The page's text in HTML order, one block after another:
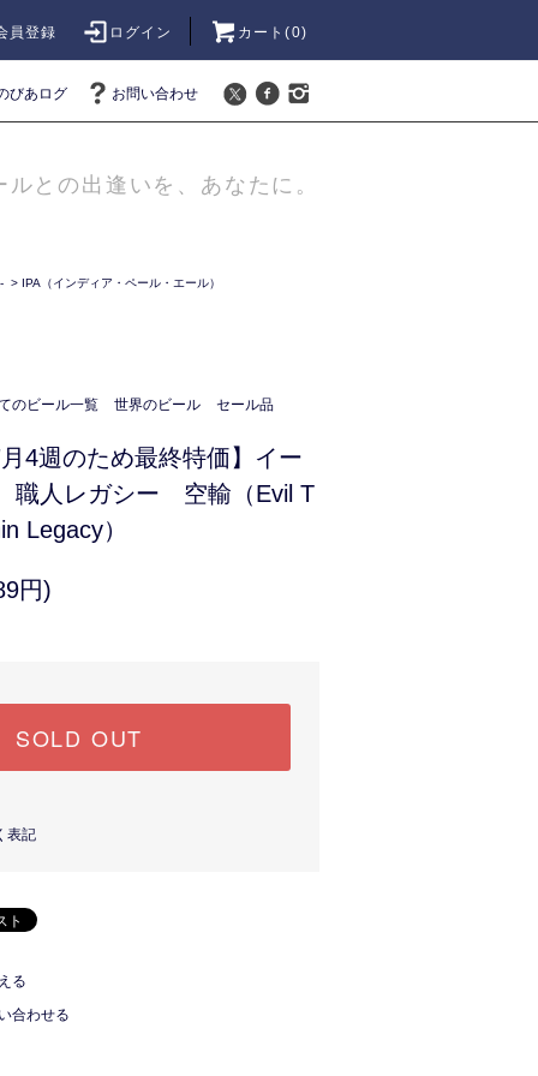
員登録 ログイン カート(0)
びあログ お問い合わせ
との出逢いを、あなたに。
> IPA（インディア・ペール・エール）
のビール一覧 世界のビール セール品
月4週のため最終特価】イー
職人レガシー 空輸（Evil T
Legacy）
円)
SOLD OUT
表記
る
合わせる